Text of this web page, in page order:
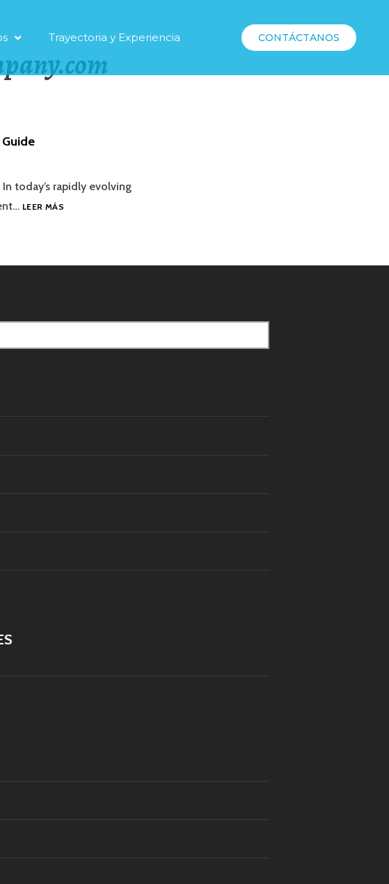
Trayectoria y Experiencia CONTÁCTANOS
today’s rapidly evolving
LEER MÁS